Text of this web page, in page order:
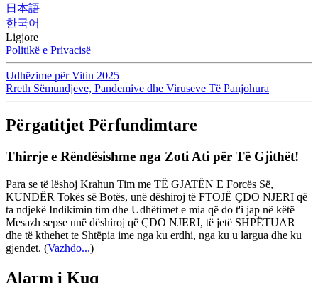
日本語
한국어
Ligjore
Politikë e Privacisë
Udhëzime për Vitin 2025
Rreth Sëmundjeve, Pandemive dhe Viruseve Të Panjohura
Përgatitjet Përfundimtare
Thirrje e Rëndësishme nga Zoti Ati për Të Gjithët!
Para se të lëshoj Krahun Tim me TË GJATËN E Forcës Së,
KUNDËR Tokës së Botës, unë dëshiroj të FTOJË ÇDO NJERI që
ta ndjekë Indikimin tim dhe Udhëtimet e mia që do t'i jap në këtë
Mesazh sepse unë dëshiroj që ÇDO NJERI, të jetë SHPËTUAR
dhe të kthehet te Shtëpia ime nga ku erdhi, nga ku u largua dhe ku
gjendet. (Vazhdo...)
Alarm i Kuq